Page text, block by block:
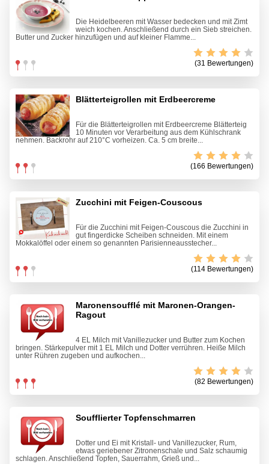
Die Heidelbeeren mit Wasser bedecken und mit Zimt
weich kochen. Anschließend durch ein Sieb streichen.
Butter und Zucker hinzufügen und auf kleiner Flamme...
(31 Bewertungen)
Blätterteigrollen mit Erdbeercreme
Für die Blätterteigrollen mit Erdbeercreme Blätterteig
10 Minuten vor Verarbeitung aus dem Kühlschrank
nehmen. Backrohr auf 210°C vorheizen. Ca. 5 cm breite...
(166 Bewertungen)
Zucchini mit Feigen-Couscous
Für die Zucchini mit Feigen-Couscous die Zucchini in
gut fingerdicke Scheiben schneiden. Mit einem
Mokkalöffel oder einem so genannten Parisienneausstecher...
(114 Bewertungen)
Maronensoufflé mit Maronen-Orangen-
Ragout
4 EL Milch mit Vanillezucker und Butter zum Kochen
bringen. Stärkepulver mit 1 EL Milch und Dotter verrühren. Heiße Milch
unter Rühren zugeben und aufkochen...
(82 Bewertungen)
Soufflierter Topfenschmarren
Dotter und Ei mit Kristall- und Vanillezucker, Rum,
etwas geriebener Zitronenschale und Salz schaumig
schlagen. Anschließend Topfen, Sauerrahm, Grieß und...